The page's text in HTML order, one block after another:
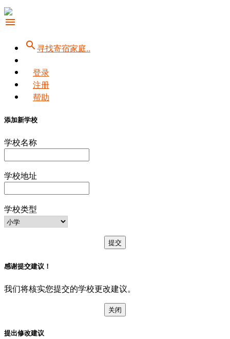
menu
search寻找寄宿家庭..
登录
注册
帮助
添加新学校
学校名称
学校地址
学校类型
提交
感谢提交建议！
我们将核实您提交的学校更改建议。
关闭
提出修改建议